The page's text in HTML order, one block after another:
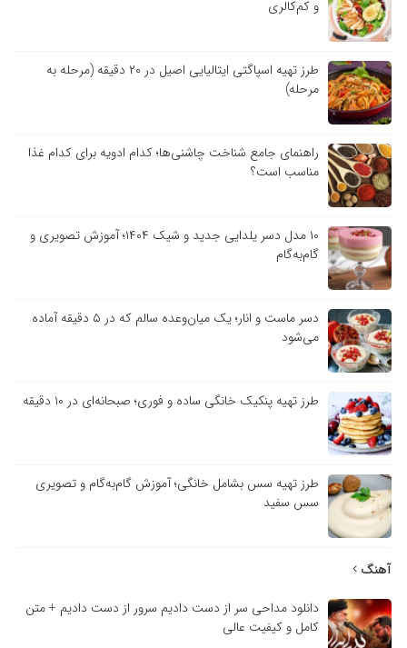
و کم‌کالری
طرز تهیه اسپاگتی ایتالیایی اصیل در ۲۰ دقیقه (مرحله به
مرحله)
راهنمای جامع شناخت چاشنی‌ها؛ کدام ادویه برای کدام غذا
مناسب است؟
۱۰ مدل دسر یلدایی جدید و شیک ۱۴۰۴؛ آموزش تصویری و
گام‌به‌گام
دسر ماست و انار؛ یک میان‌وعده سالم که در ۵ دقیقه آماده
می‌شود
طرز تهیه پنکیک خانگی ساده و فوری؛ صبحانه‌ای در ۱۰ دقیقه
طرز تهیه سس بشامل خانگی؛ آموزش گام‌به‌گام و تصویری
سس سفید
آهنگ
دانلود مداحی سر از دست دادیم سرور از دست دادیم + متن
کامل و کیفیت عالی